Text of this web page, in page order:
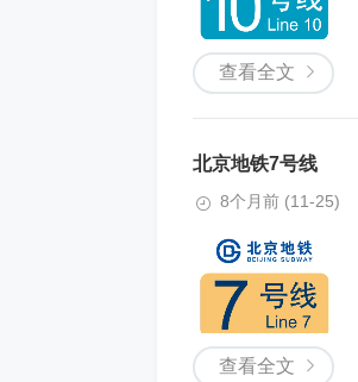
查看全文
北京地铁7号线
8个月前 (11-25)
查看全文